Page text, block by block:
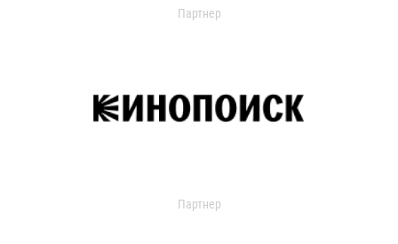
Партнер
Партнер